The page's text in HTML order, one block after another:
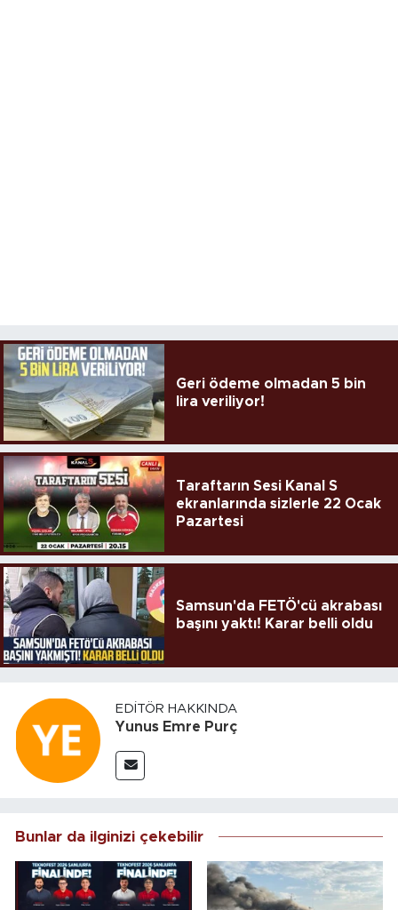
Geri ödeme olmadan 5 bin
lira veriliyor!
Taraftarın Sesi Kanal S
ekranlarında sizlerle 22 Ocak
Pazartesi
Samsun'da FETÖ'cü akrabası
başını yaktı! Karar belli oldu
EDITÖR HAKKINDA
Yunus Emre Purç
Bunlar da ilginizi çekebilir